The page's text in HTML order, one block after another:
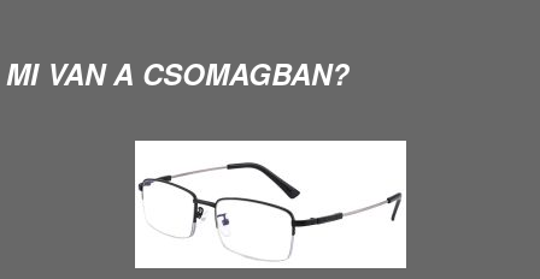
MI VAN A CSOMAGBAN?